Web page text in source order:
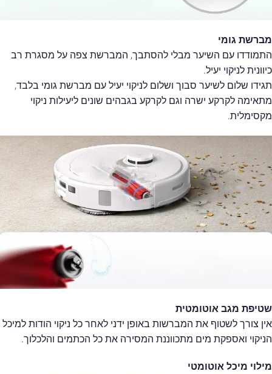
מברשת גומי
התמודדו עם השיער מבלי להסתבך, המברשת צפה על מסגרת רב
כיוונית לניקוי יעיל.
תגידו שלום לשיער סבוך ושלום לניקוי יעיל עם מברשת גומי בלבד,
מתאימה לקרקע ישרה וגם לקרקע בגבהים שונים ליעילות ניקוי
מקסימלית.
שטיפת מגב אוטומטית
אין צורך לשטוף את המברשות באופן ידני לאחר כל ניקוי הודות למיכל
הניקוי ואספקת מים מתכווננת המסירה את כל הכתמים והלכלוך.
מילוי מיכל אוטומטי